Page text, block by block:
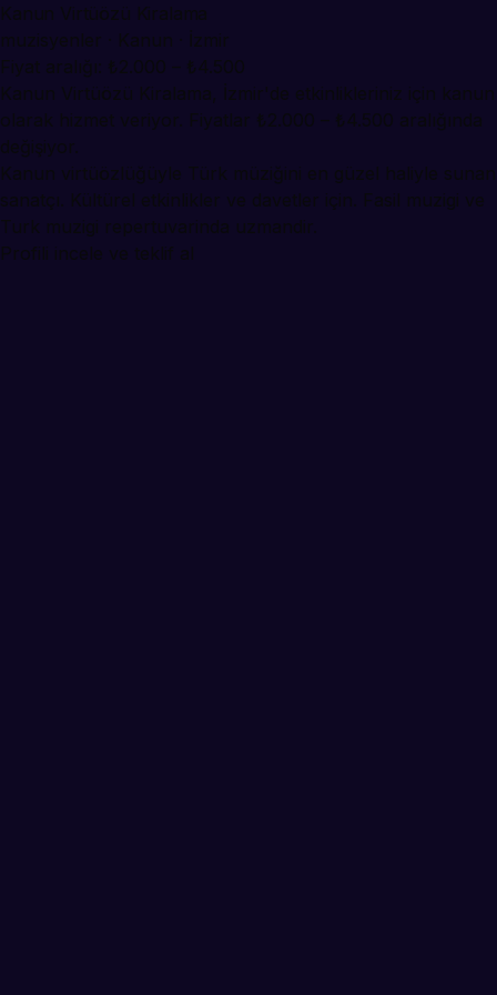
Kanun Virtüözü Kiralama
muzisyenler · Kanun · İzmir
Fiyat aralığı: ₺2.000 – ₺4.500
Kanun Virtüözü Kiralama, İzmir'de etkinlikleriniz için kanun
olarak hizmet veriyor. Fiyatlar ₺2.000 – ₺4.500 aralığında
değişiyor.
Kanun virtüözlüğüyle Türk müziğini en güzel haliyle sunan
sanatçı. Kültürel etkinlikler ve davetler için. Fasil muzigi ve
Turk muzigi repertuvarinda uzmandir.
Profili incele ve teklif al